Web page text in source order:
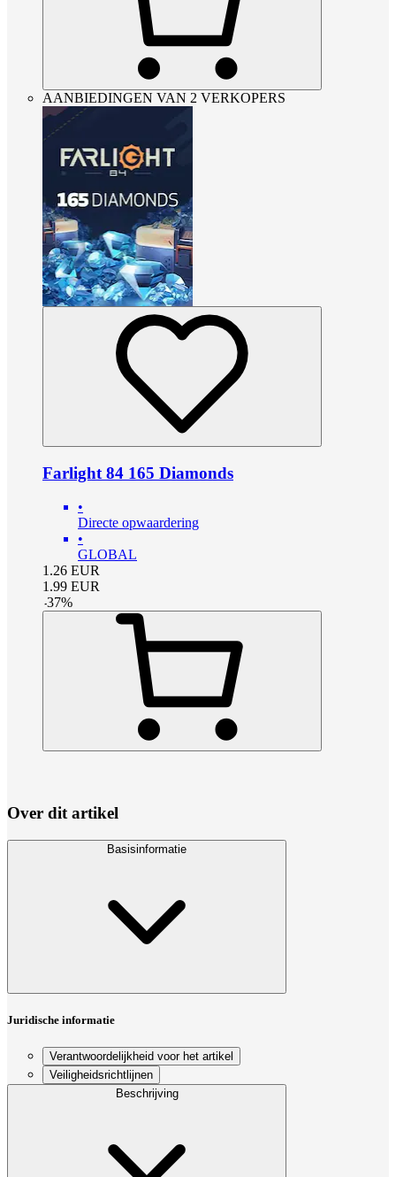
AANBIEDINGEN VAN 2 VERKOPERS
Farlight 84 165 Diamonds
•
Directe opwaardering
•
GLOBAL
1.26 EUR
1.99 EUR
-37%
Over dit artikel
Basisinformatie
Juridische informatie
Verantwoordelijkheid voor het artikel
Veiligheidsrichtlijnen
Beschrijving